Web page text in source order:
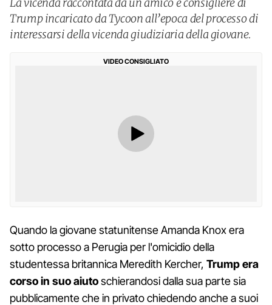
Trump incaricato da Tycoon all’epoca del processo di
interessarsi della vicenda giudiziaria della giovane.
VIDEO CONSIGLIATO
Quando la giovane statunitense Amanda Knox era
sotto processo a Perugia per l'omicidio della
studentessa britannica Meredith Kercher, Trump era
corso in suo aiutoschierandosi dalla sua parte sia
pubblicamente che in privato chiedendo anche a suoi